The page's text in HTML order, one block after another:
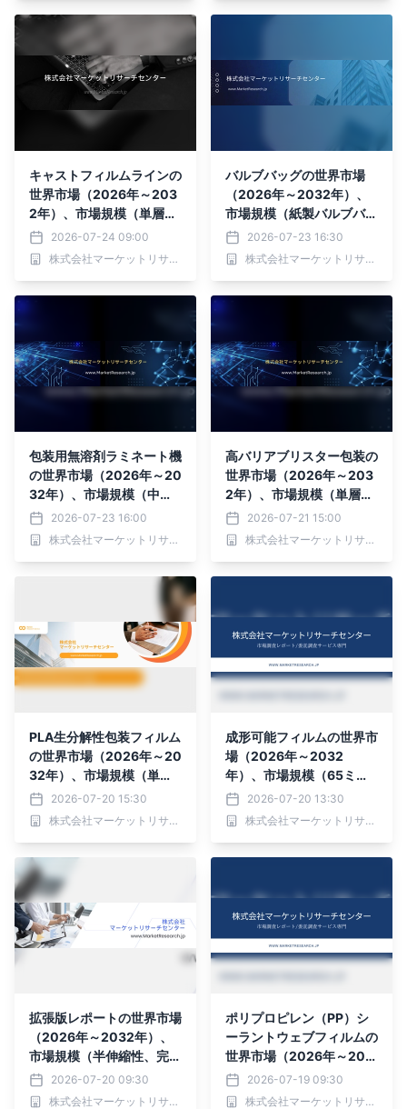
キャストフィルムラインの
世界市場（2026年～203
2年）、市場規模（単層キ
ャストフィルムライン、多
層共押出キャストフィルム
ライン）・分析レポートを
2026-07-24 09:00
株式会社マーケットリサーチセンター
バルブバッグの世界市場
（2026年～2032年）、
市場規模（紙製バルブバッ
グ、PE製バルブバッグ、
その他）・分析レポートを
発表
2026-07-23 16:30
株式会社マーケットリサーチセンター
包装用無溶剤ラミネート機
の世界市場（2026年～20
32年）、市場規模（中速
（400メートル/分未
満）、高速（400メート
ル/分以上））・分析レポ
2026-07-23 16:00
株式会社マーケットリサーチセンター
高バリアブリスター包装の
世界市場（2026年～203
2年）、市場規模（単層高
バリアブリスター、共押出
高バリア、冷間成形アル
ミ・アルミ）・分析レポー
2026-07-21 15:00
株式会社マーケットリサーチセンター
PLA生分解性包装フィルム
の世界市場（2026年～20
32年）、市場規模（単
層、多層）・分析レポート
を発表
2026-07-20 15:30
株式会社マーケットリサーチセンター
成形可能フィルムの世界市
場（2026年～2032
年）、市場規模（65ミク
ロン未満、65ミクロン～1
00ミクロン、100ミクロ
ン～300ミクロン、300
2026-07-20 13:30
株式会社マーケットリサーチセンター
拡張版レポートの世界市場
（2026年～2032年）、
市場規模（半伸縮性、完全
伸縮性）・分析レポートを
発表
2026-07-20 09:30
株式会社マーケットリサーチセンター
ポリプロピレン（PP）シ
ーラントウェブフィルムの
世界市場（2026年～203
2年）、市場規模（16～3
5ミクロン、50ミクロン
2026-07-19 09:30
株式会社マーケットリサーチセンター